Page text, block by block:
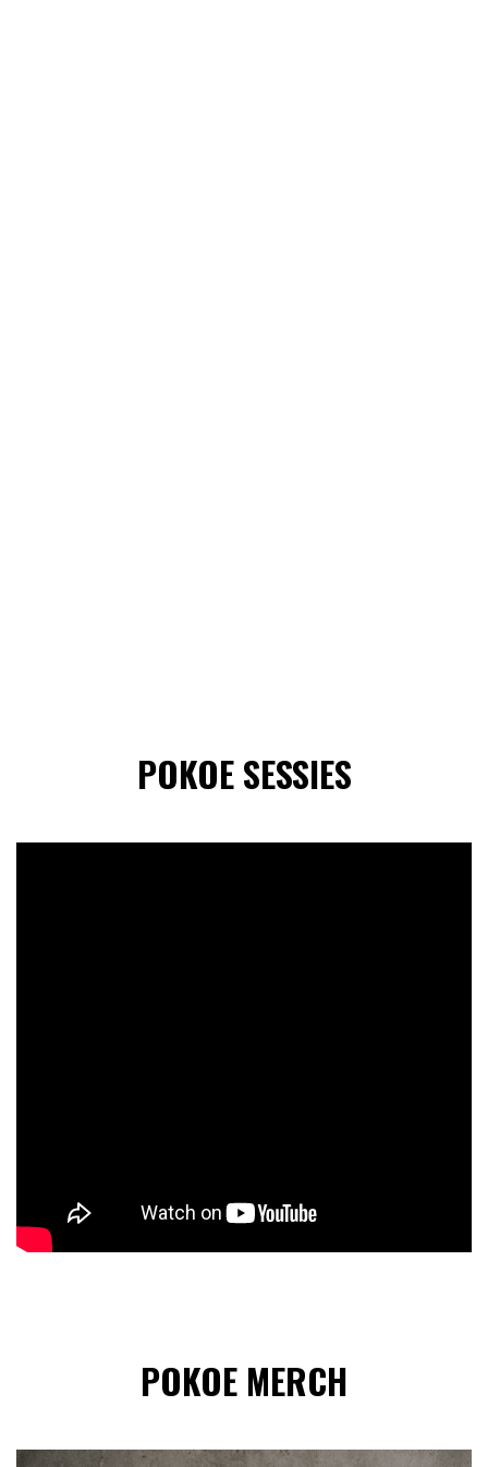
POKOE SESSIES
POKOE MERCH